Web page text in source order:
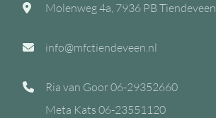
Molenweg 4a, 7936 PB Tiendeveen
info@mfctiendeveen.nl
Ria van Goor06-29352660
Meta Kats 06-23551120